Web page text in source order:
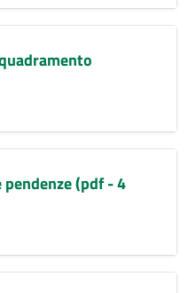
(pdf - 4